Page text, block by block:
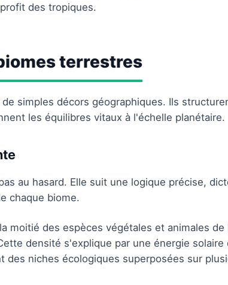
des tropiques.
terrestres
simples décors géographiques. Ils
les équilibres vitaux à l'échelle planétaire.
au hasard. Elle suit une logique précise,
chaque biome.
moitié des espèces végétales et animales de
densité s'explique par une énergie solaire
niches écologiques superposées sur